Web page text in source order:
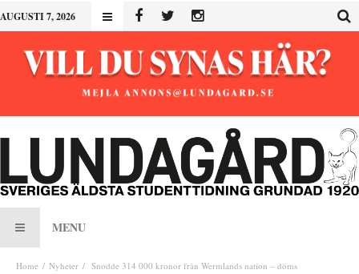
AUGUSTI 7, 2026
MENU
Home Nyheter Snodde 314 000 kronor från Wermlands nation – döms